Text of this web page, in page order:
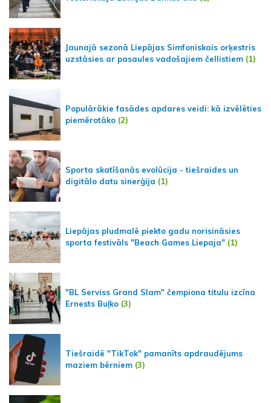
Jaunajā sezonā Liepājas Simfoniskais orķestris
uzstāsies ar pasaules vadošajiem čellistiem (1)
Populārākie fasādes apdares veidi: kā izvēlēties
piemērotāko (2)
Sporta skatīšanās evolūcija - tiešraides un
digitālo datu sinerģija (1)
Liepājas pludmalē piekto gadu norisināsies
sporta festivāls "Beach Games Liepaja" (1)
"BL Serviss Grand Slam" čempiona titulu izcīna
Ernests Buļko (3)
Tiešraidē "TikTok" pamanīts apdraudējums
maziem bērniem (3)